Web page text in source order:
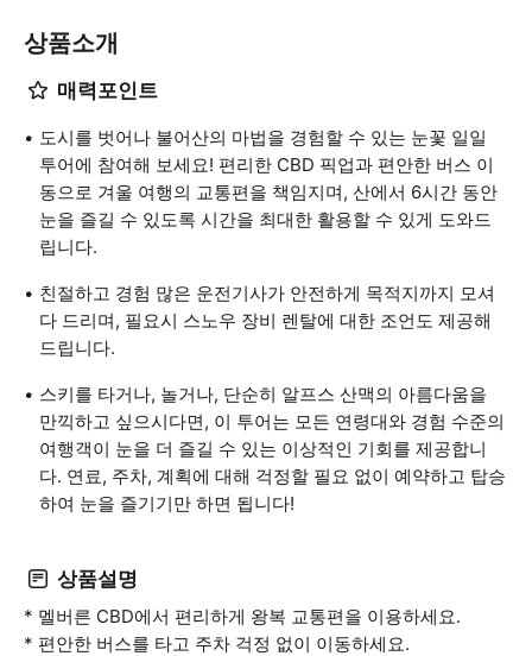
상품소개
매력포인트
도시를 벗어나 불어산의 마법을 경험할 수 있는 눈꽃 일일
투어에 참여해 보세요! 편리한 CBD 픽업과 편안한 버스 이
동으로 겨울 여행의 교통편을 책임지며, 산에서 6시간 동안
눈을 즐길 수 있도록 시간을 최대한 활용할 수 있게 도와드
립니다.
친절하고 경험 많은 운전기사가 안전하게 목적지까지 모셔
다 드리며, 필요시 스노우 장비 렌탈에 대한 조언도 제공해
드립니다.
스키를 타거나, 놀거나, 단순히 알프스 산맥의 아름다움을
만끽하고 싶으시다면, 이 투어는 모든 연령대와 경험 수준의
여행객이 눈을 더 즐길 수 있는 이상적인 기회를 제공합니
다. 연료, 주차, 계획에 대해 걱정할 필요 없이 예약하고 탑승
하여 눈을 즐기기만 하면 됩니다!
상품설명
* 멜버른 CBD에서 편리하게 왕복 교통편을 이용하세요.
* 편안한 버스를 타고 주차 걱정 없이 이동하세요.